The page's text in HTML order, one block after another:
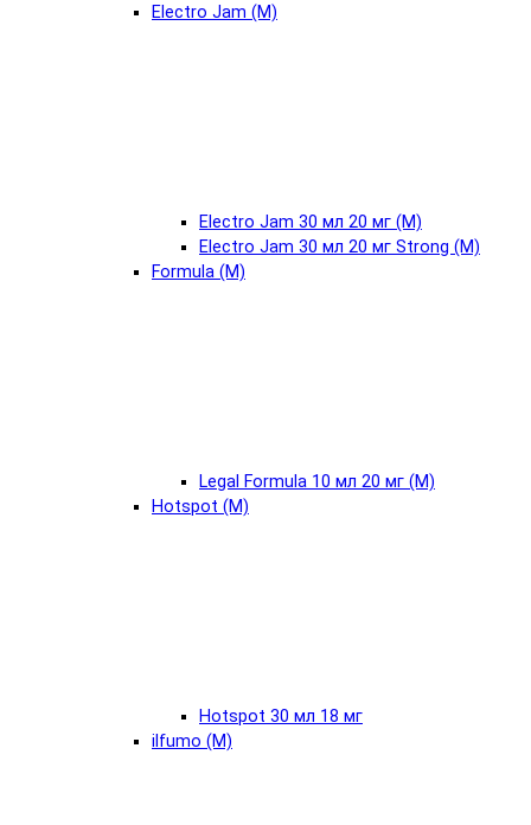
Electro Jam (М)
Electro Jam 30 мл 20 мг (М)
Electro Jam 30 мл 20 мг Strong (М)
Formula (М)
Legal Formula 10 мл 20 мг (М)
Hotspot (М)
Hotspot 30 мл 18 мг
ilfumo (М)